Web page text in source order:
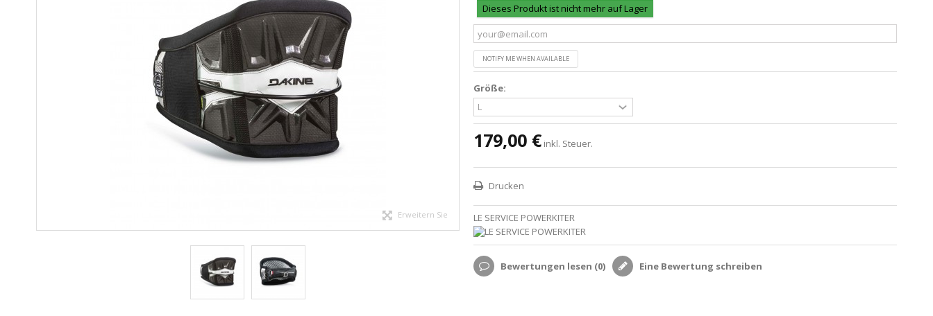
Erweitern Sie
Dieses Produkt ist nicht mehr auf Lager
NOTIFY ME WHEN AVAILABLE
Größe:
179,00 € inkl. Steuer.
Drucken
LE SERVICE POWERKITER
Bewertungen lesen (0) Eine Bewertung schreiben